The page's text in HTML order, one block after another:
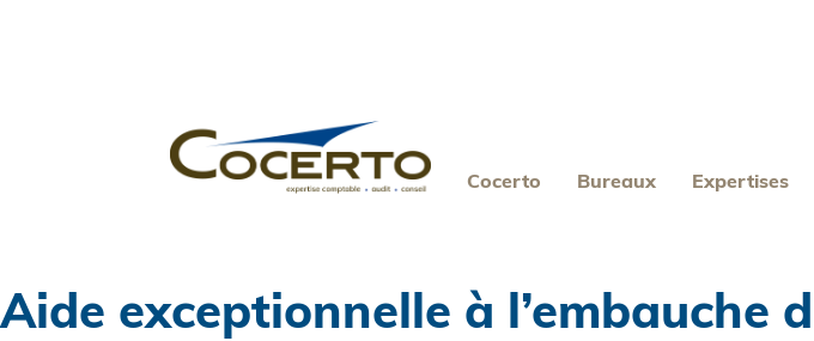
Cocerto Bureaux Expertises
Aide exceptionnelle à l’embauche